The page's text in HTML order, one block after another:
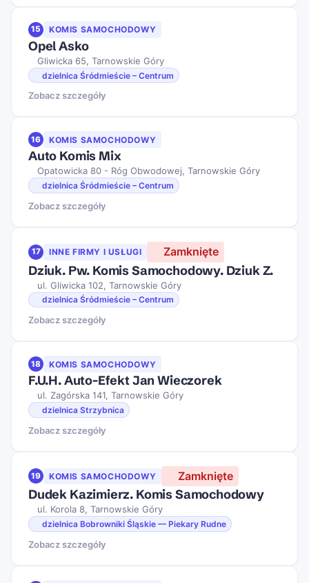
15 KOMIS SAMOCHODOWY
Opel Asko
Gliwicka 65, Tarnowskie Góry
dzielnica Śródmieście – Centrum
Zobacz szczegóły
16 KOMIS SAMOCHODOWY
Auto Komis Mix
Opatowicka 80 - Róg Obwodowej, Tarnowskie Góry
dzielnica Śródmieście – Centrum
Zobacz szczegóły
17 INNE FIRMY I USŁUGI Zamknięte
Dziuk. Pw. Komis Samochodowy. Dziuk Z.
ul. Gliwicka 102, Tarnowskie Góry
dzielnica Śródmieście – Centrum
Zobacz szczegóły
18 KOMIS SAMOCHODOWY
F.U.H. Auto-Efekt Jan Wieczorek
ul. Zagórska 141, Tarnowskie Góry
dzielnica Strzybnica
Zobacz szczegóły
19 KOMIS SAMOCHODOWY Zamknięte
Dudek Kazimierz. Komis Samochodowy
ul. Korola 8, Tarnowskie Góry
dzielnica Bobrowniki Śląskie — Piekary Rudne
Zobacz szczegóły